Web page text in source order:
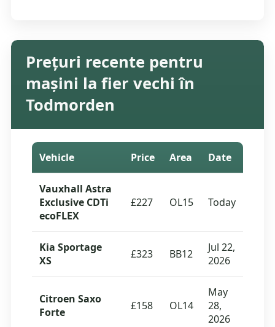
Prețuri recente pentru
mașini la fier vechi în
Todmorden
Vehicle Price Area Date
Vauxhall Astra
Exclusive CDTi
ecoFLEX
£227 OL15 Today
Kia Sportage
XS
£323 BB12
Jul 22,
2026
Citroen Saxo
Forte
£158 OL14
May
28,
2026